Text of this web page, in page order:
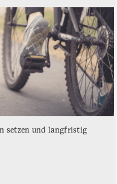
setzen und langfristig